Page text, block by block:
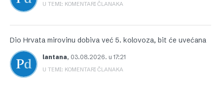
U TEMI: KOMENTARI ČLANAKA
Dio Hrvata mirovinu dobiva već 5. kolovoza, bit će uvećana
lantana, 03.08.2026. u 17:21
U TEMI: KOMENTARI ČLANAKA